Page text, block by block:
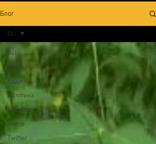
Блог
Всі
Новини
Події
Політика
Технології
Home
Twitter
Всі